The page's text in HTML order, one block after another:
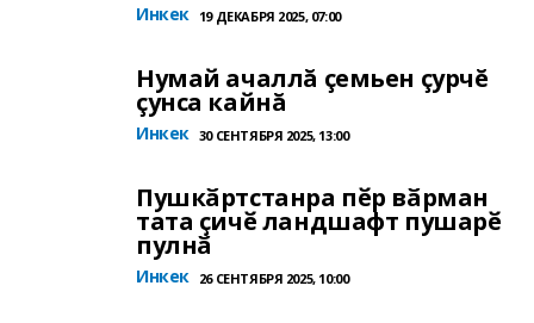
Инкек 19 ДЕКАБРЯ 2025, 07:00
Нумай ачаллă çемьен çурчĕ
çунса кайнă
Инкек 30 СЕНТЯБРЯ 2025, 13:00
Пушкӑртстанра пӗр вӑрман
тата ҫичӗ ландшафт пушарӗ
пулнӑ
Инкек 26 СЕНТЯБРЯ 2025, 10:00